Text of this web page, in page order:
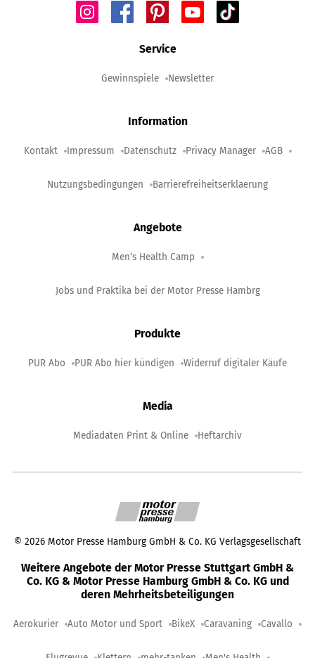
Service
Gewinnspiele Newsletter
Information
Kontakt Impressum Datenschutz Privacy Manager AGB
Nutzungsbedingungen Barrierefreiheitserklaerung
Angebote
Men‘s Health Camp
Jobs und Praktika bei der Motor Presse Hambrg
Produkte
PUR Abo PUR Abo hier kündigen Widerruf digitaler Käufe
Media
Mediadaten Print & Online Heftarchiv
© 2026 Motor Presse Hamburg GmbH & Co. KG Verlagsgesellschaft
Weitere Angebote der Motor Presse Stuttgart GmbH &
Co. KG & Motor Presse Hamburg GmbH & Co. KG und
deren Mehrheitsbeteiligungen
Aerokurier Auto Motor und Sport BikeX Caravaning Cavallo